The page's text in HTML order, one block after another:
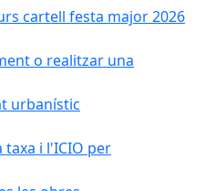
cartell festa major 2026
o realitzar una
urbanístic
taxa i l'ICIO per